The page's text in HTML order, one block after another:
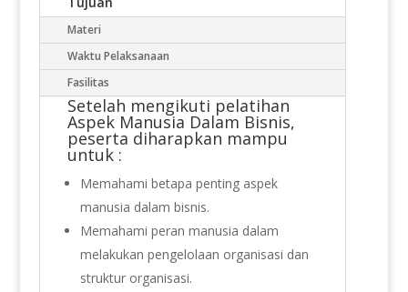
Materi
Waktu Pelaksanaan
Fasilitas
Setelah mengikuti pelatihan
Aspek Manusia Dalam Bisnis,
peserta diharapkan mampu
untuk :
Memahami betapa penting aspek
manusia dalam bisnis.
Memahami peran manusia dalam
melakukan pengelolaan organisasi dan
struktur organisasi.